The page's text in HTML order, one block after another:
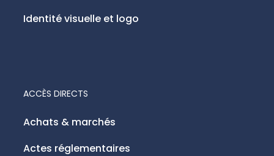
ACCÈS DIRECTS
Achats & marchés
Actes réglementaires
Identité visuelle et logo